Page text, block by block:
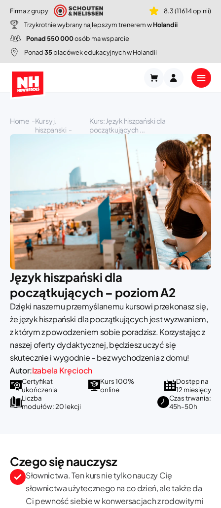
Firma z grupy
8.3 (11614 opinii)
Trzykrotnie wybrany najlepszym trenerem wHolandii
Ponad 550 000osób ma wsparcie
Ponad35placówek edukacyjnych w Holandii
Home
Kursy j.
hiszpanski
Kurs: Język hiszpański dla
początkujących ...
Język hiszpański dla
początkujących – poziom A2
Dzięki naszemu przemyślanemu kursowi przekonasz się,
że język hiszpański dla początkujących jest wyzwaniem,
z którym z powodzeniem sobie poradzisz. Korzystając z
naszej oferty dydaktycznej, będziesz uczyć się
skutecznie i wygodnie – bez wychodzenia z domu!
Autor:Izabela Kręcioch
Certyfikat
ukończenia
Kurs 100%
online
Dostęp na
12 miesięcy
Liczba
modułów: 20 lekcji
Czas trwania:
45h-50h
Czego się nauczysz
Słownictwa. Ten kurs nie tylko nauczy Cię
słownictwa użytecznego na co dzień, ale także da
Ci pewność siebie w konwersacjach z rodowitymi